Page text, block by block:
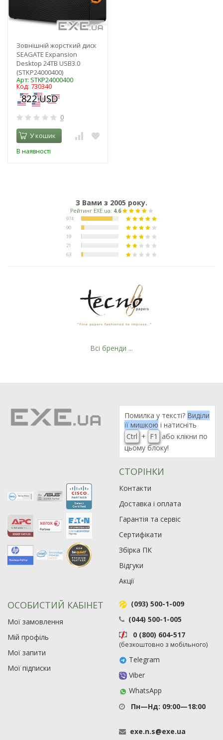
Зовнішній жорсткий диск
SEAGATE Expansion
Desktop 24TB USB3.0
(STKP24000400)
Арт: STKP24000400
Код: 730340
0
У кошик
В наявності
З Вами з 2005 року.
Рейтинг EXE.ua:4.6
974
90
Всі бренди ...
Помилка у тексті? Виділи
її мишкою і натисніть
Ctrl + F1
або клікни по
цьому блоку!
СТОРІНКИ
Контакти
Доставка і оплата
Гарантія та сервіс
Сертифікати
Збірка ПК
Відгуки
Акції
ОСОБИСТИЙ КАБІНЕТ
Мої замовлення
Мій профіль
Мої запити
Мої підписки
(093) 500-1-009
(044) 500-1-005
0 (800) 604-517
(безкоштовно з мобільного)
Telegram
Viber
WhatsApp
Пн—Нд: 09:00—18:00
exe.n.s@exe.ua